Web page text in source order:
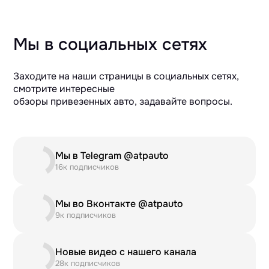
Мы в социальных сетях
Заходите на наши страницы в социальных сетях,
смотрите интересные
обзоры привезенных авто, задавайте вопросы.
Мы в Telegram @atpauto
16к подписчиков
Мы во Вконтакте @atpauto
9к подписчиков
Новые видео с нашего канала
28к подписчиков